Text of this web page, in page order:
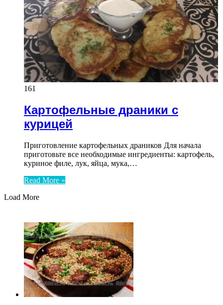
161
Картофельные драники с
курицей
Приготовление картофельных драников Для начала
приготовьте все необходимые ингредиенты: картофель,
куриное филе, лук, яйца, мука,…
Read More »
Load More